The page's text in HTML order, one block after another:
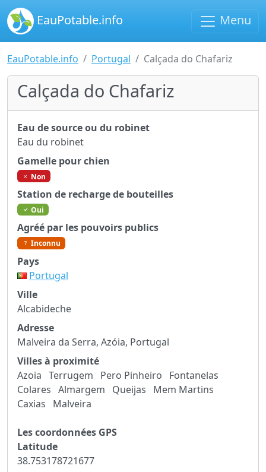
EauPotable.info Menu
EauPotable.info Portugal Calçada do Chafariz
Calçada do Chafariz
Eau de source ou du robinet
Eau du robinet
Gamelle pour chien
Non
Station de recharge de bouteilles
Oui
Agréé par les pouvoirs publics
Inconnu
Pays
Portugal
Ville
Alcabideche
Adresse
Malveira da Serra, Azóia, Portugal
Villes à proximité
Azoia Terrugem Pero Pinheiro
Fontanelas
Colares Almargem Queijas
Mem Martins
Caxias
Malveira
Les coordonnées GPS
Latitude
38.753178721677